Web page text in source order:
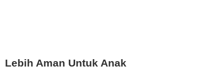
Lebih Aman Untuk Anak